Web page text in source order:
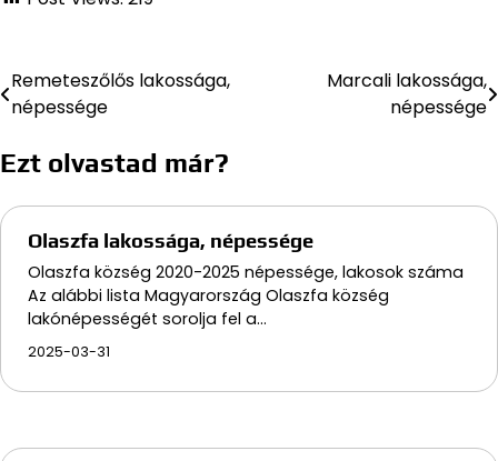
Bejegyzés
navigáció
Remeteszőlős lakossága,
népessége
Marcali lakossága,
népessége
Ezt olvastad már?
Olaszfa lakossága, népessége
Olaszfa község 2020-2025 népessége, lakosok száma
Az alábbi lista Magyarország Olaszfa község
lakónépességét sorolja fel a…
2025-03-31